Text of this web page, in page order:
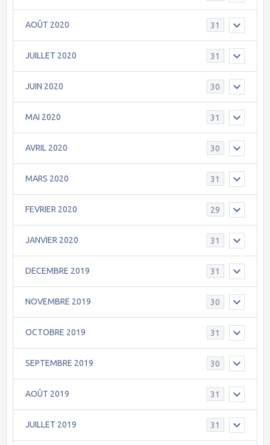
AOÛT 2020 31
JUILLET 2020 31
JUIN 2020 30
MAI 2020 31
AVRIL 2020 30
MARS 2020 31
FEVRIER 2020 29
JANVIER 2020 31
DECEMBRE 2019 31
NOVEMBRE 2019 30
OCTOBRE 2019 31
SEPTEMBRE 2019 30
AOÛT 2019 31
JUILLET 2019 31